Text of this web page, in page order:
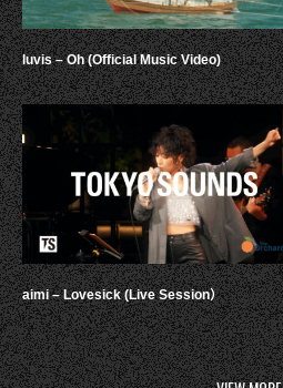
luvis – Oh (Official Music Video)
aimi – Lovesick (Live Session）